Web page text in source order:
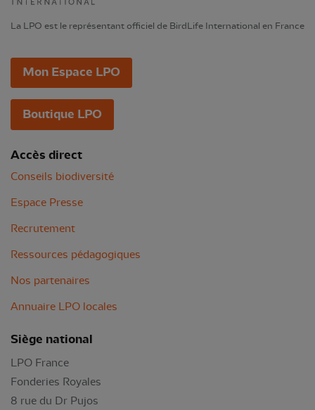
La LPO est le représentant officiel de BirdLife International en France
Mon Espace LPO
Boutique LPO
Accès direct
Conseils biodiversité
Espace Presse
Recrutement
Ressources pédagogiques
Nos partenaires
Annuaire LPO locales
Siège national
LPO France
Fonderies Royales
8 rue du Dr Pujos